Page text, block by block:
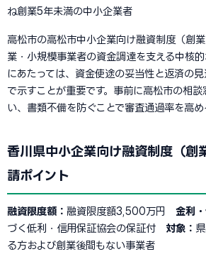
ね創業5年未満の中小企業者
高松市の高松市中小企業向け融資制度（創
業・小規模事業者の資金調達を支える中核
にあたっては、資金使途の妥当性と返済の
で示すことが重要です。事前に高松市の相
い、書類不備を防ぐことで審査通過率を高め
香川県中小企業向け融資制度（創
請ポイント
融資限度額： 融資限度額3,500万円 金利・
づく低利・信用保証協会の保証付 対象：
る方および創業後間もない事業者